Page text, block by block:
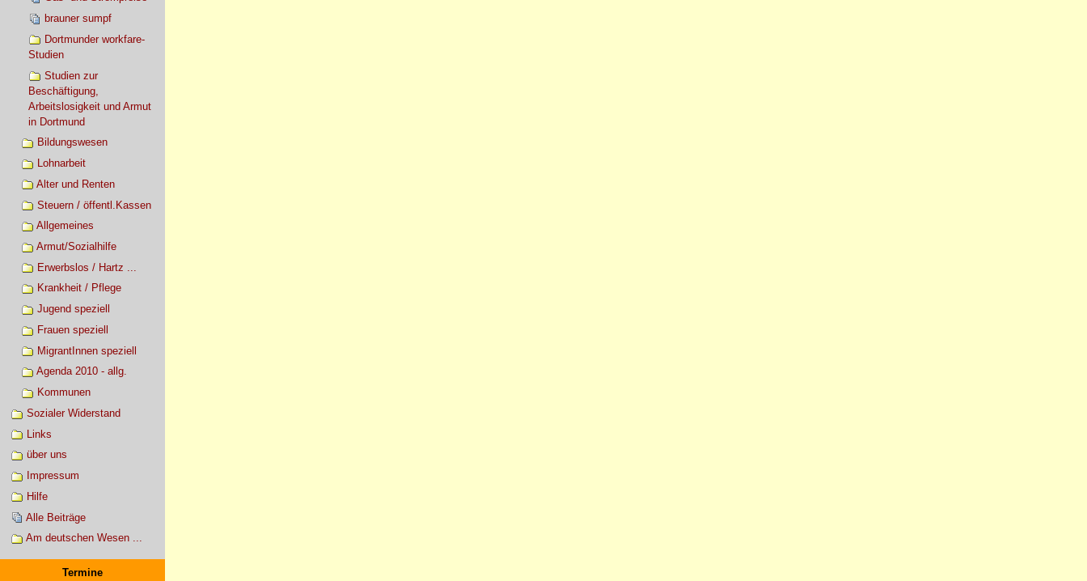
brauner sumpf
Dortmunder workfare-
Studien
Studien zur
Beschäftigung,
Arbeitslosigkeit und Armut
in Dortmund
Bildungswesen
Lohnarbeit
Alter und Renten
Steuern / öffentl.Kassen
Allgemeines
Armut/Sozialhilfe
Erwerbslos / Hartz ...
Krankheit / Pflege
Jugend speziell
Frauen speziell
MigrantInnen speziell
Agenda 2010 - allg.
Kommunen
Sozialer Widerstand
Links
über uns
Impressum
Hilfe
Alle Beiträge
Am deutschen Wesen ...
Termine